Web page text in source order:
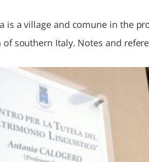
is a village and comune in the
of southern Italy. Notes and